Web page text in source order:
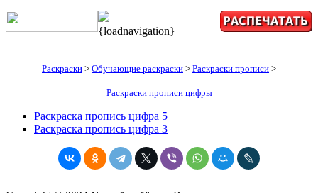
{loadnavigation}
Раскраски > Обучающие раскраски > Раскраски прописи >
Раскраски прописи цифры
Раскраска пропись цифра 5
Раскраска пропись цифра 3